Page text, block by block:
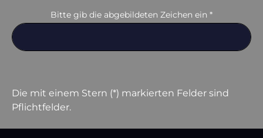
Bitte gib die abgebildeten Zeichen ein *
Die mit einem Stern (*) markierten Felder sind
Pflichtfelder.